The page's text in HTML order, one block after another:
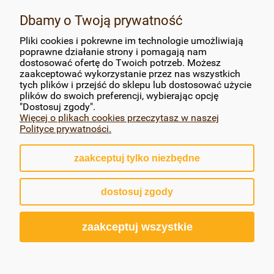
PŁATNOŚCI I DOSTAWA
INFORMACJE
O NAS
Dbamy o Twoją prywatność
Pliki cookies i pokrewne im technologie umożliwiają
poprawne działanie strony i pomagają nam
dostosować ofertę do Twoich potrzeb. Możesz
zaakceptować wykorzystanie przez nas wszystkich
tych plików i przejść do sklepu lub dostosować użycie
plików do swoich preferencji, wybierając opcję
"Dostosuj zgody".
Więcej o plikach cookies przeczytasz w naszej
Polityce prywatności.
zaakceptuj tylko niezbędne
dostosuj zgody
zaakceptuj wszystkie